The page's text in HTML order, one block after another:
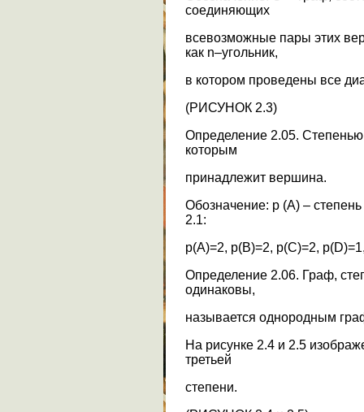
соединяющих
всевозможные пары этих
как n–угольник,
в котором проведены все
(РИСУНОК 2.3)
Определение 2.05.
которым
принадлежит вершина.
Обозначение: p (A) –
2.1:
p(A)=2, p(B)=2, p(C)=2,
Определение 2.06. Граф,
одинаковы,
называется однородным
На рисунке 2.4 и 2.5
третьей
степени.